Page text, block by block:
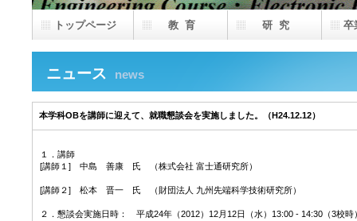
ニュース news
本学科OBを講師に迎えて、就職懇談会を実施しました。（H24.12.12）
１．講師
[講師１] 中島 善康 氏 （株式会社 富士通研究所）
[講師２] 松本 晋一 氏 （財団法人 九州先端科学技術研究所）
２．懇談会実施日時： 平成24年（2012）12月12日（水）13:00 - 14:30（3校時
トップページ 教 育 研 究 卒